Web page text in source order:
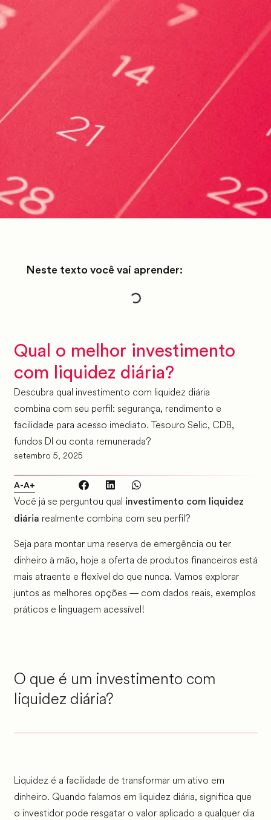
Qual o melhor investimento
com liquidez diária?
Descubra qual investimento com liquidez diária
combina com seu perfil: segurança, rendimento e
facilidade para acesso imediato. Tesouro Selic, CDB,
fundos DI ou conta remunerada?
setembro 5, 2025
A-A+
Você já se perguntou qual investimento com liquidez
diária realmente combina com seu perfil?
Seja para montar uma reserva de emergência ou ter
dinheiro à mão, hoje a oferta de produtos financeiros está
mais atraente e flexível do que nunca. Vamos explorar
juntos as melhores opções — com dados reais, exemplos
práticos e linguagem acessível!
O que é um investimento com
liquidez diária?
Liquidez é a facilidade de transformar um ativo em
dinheiro. Quando falamos em liquidez diária, significa que
o investidor pode resgatar o valor aplicado a qualquer dia
Neste texto você vai aprender: